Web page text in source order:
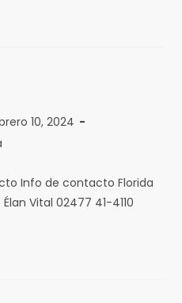
10, 2024
Info de contacto Florida
Vital 02477 41-4110